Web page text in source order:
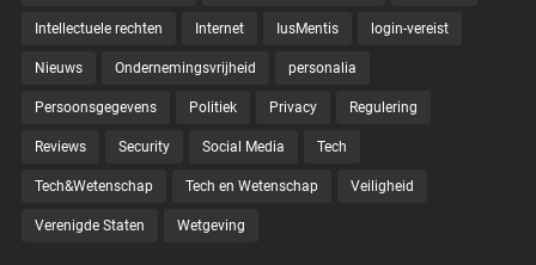
Intellectuele rechten Internet IusMentis login-vereist
Nieuws Ondernemingsvrijheid personalia
Persoonsgegevens Politiek Privacy Regulering
Reviews Security Social Media Tech
Tech&Wetenschap Tech en Wetenschap Veiligheid
Verenigde Staten Wetgeving